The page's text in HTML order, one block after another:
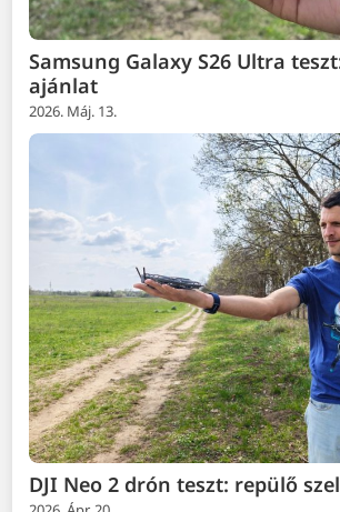
Samsung Galaxy S26 Ultra
ajánlat
2026. Máj. 13.
DJI Neo 2 drón teszt: repülő